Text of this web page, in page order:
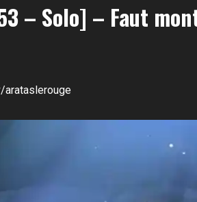
– Solo] – Faut
arataslerouge